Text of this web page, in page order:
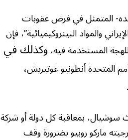
المتمثل في فرض عقوبات
والمواد البيتروكيميائية”، فإن
المستخدمة فيه، وكذلك في
المتحدة أنطونيو غوتيريش،
سوشيال، بمعاقبة كل دولة أو شركة
ماركو روبيو بضرورة وقف